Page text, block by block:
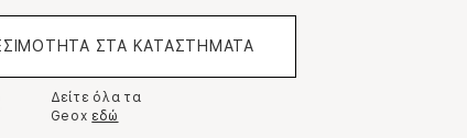
ΣΤΑ ΚΑΤΑΣΤΗΜΑΤΑ
Δείτε όλα τα
Geox εδώ